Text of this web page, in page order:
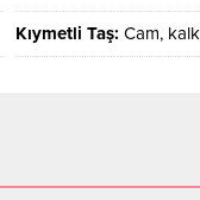
Kıymetli Taş: Cam,